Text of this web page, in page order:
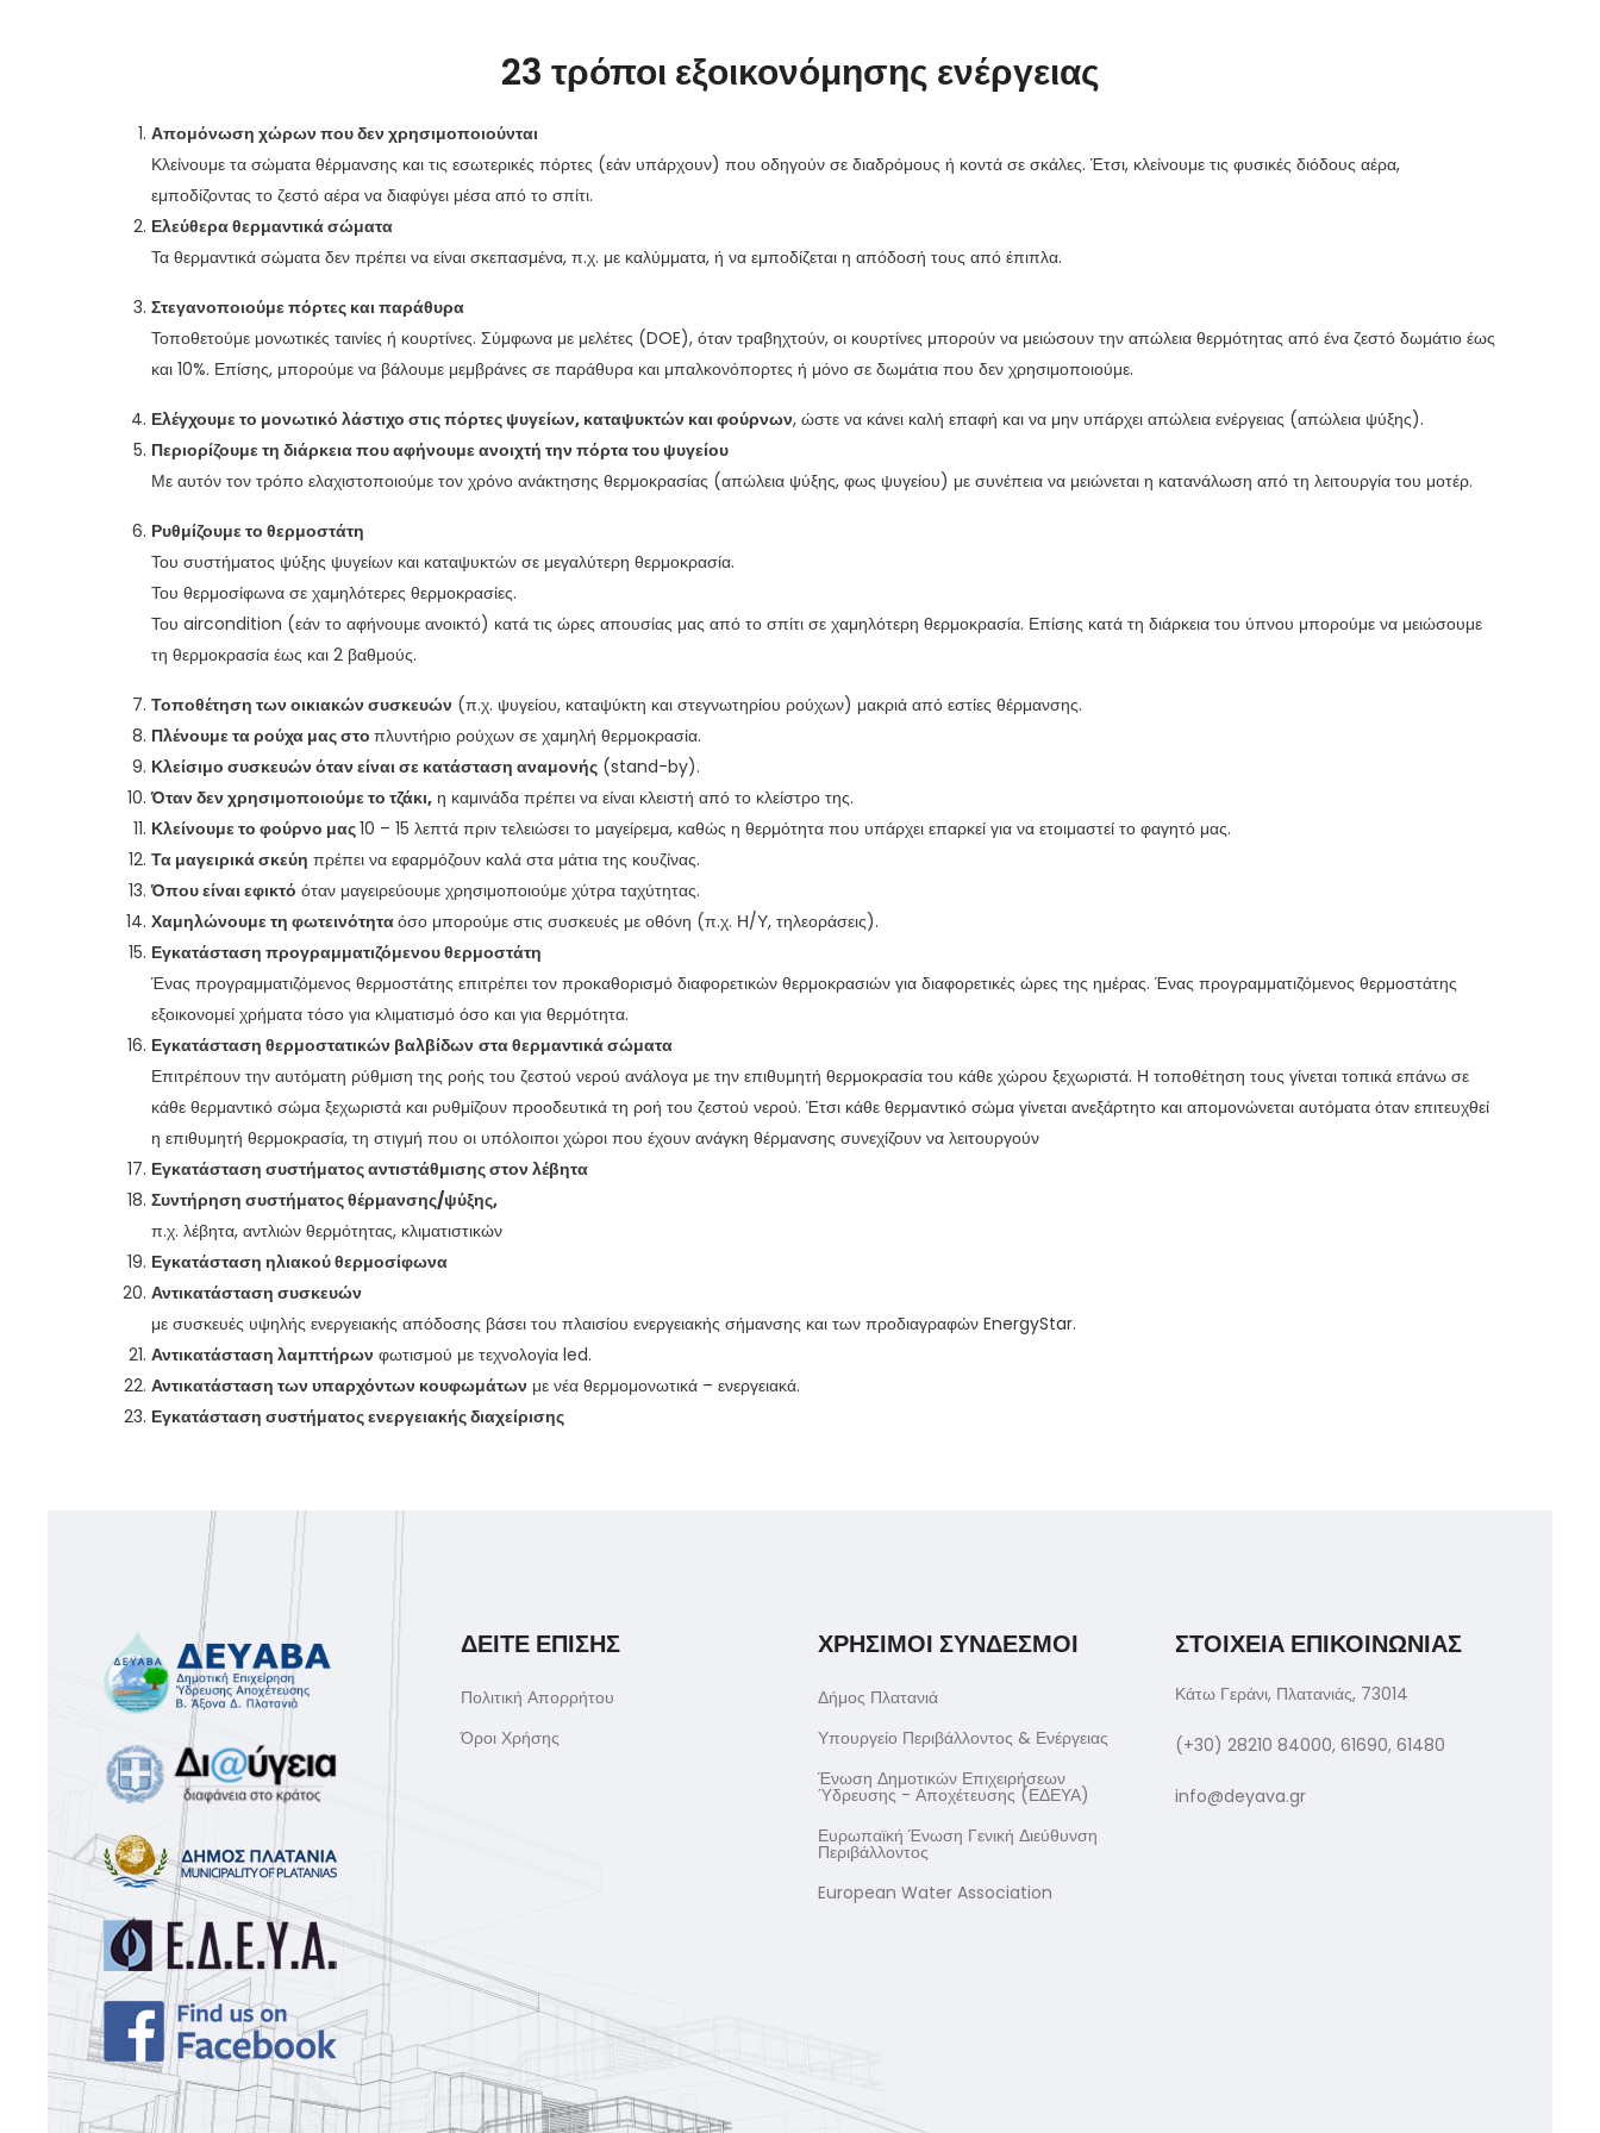
23 τρόποι εξοικονόμησης ενέργειας
Απομόνωση χώρων που δεν χρησιμοποιούνται
Κλείνουμε τα σώματα θέρμανσης και τις εσωτερικές πόρτες (εάν υπάρχουν) που οδηγούν σε διαδρόμους ή κοντά σε σκάλες. Έτσι, κλείνουμε τις φυσικές διόδους αέρα,
εμποδίζοντας το ζεστό αέρα να διαφύγει μέσα από το σπίτι.
Ελεύθερα θερμαντικά σώματα
Τα θερμαντικά σώματα δεν πρέπει να είναι σκεπασμένα, π.χ. με καλύμματα, ή να εμποδίζεται η απόδοσή τους από έπιπλα.
Στεγανοποιούμε πόρτες και παράθυρα
Τοποθετούμε μονωτικές ταινίες ή κουρτίνες. Σύμφωνα με μελέτες (DOE), όταν τραβηχτούν, οι κουρτίνες μπορούν να μειώσουν την απώλεια θερμότητας από ένα ζεστό δωμάτιο έως
και 10%. Επίσης, μπορούμε να βάλουμε μεμβράνες σε παράθυρα και μπαλκονόπορτες ή μόνο σε δωμάτια που δεν χρησιμοποιούμε.
Ελέγχουμε το μονωτικό λάστιχο στις πόρτες ψυγείων, καταψυκτών και φούρνων, ώστε να κάνει καλή επαφή και να μην υπάρχει απώλεια ενέργειας (απώλεια ψύξης).
Περιορίζουμε τη διάρκεια που αφήνουμε ανοιχτή την πόρτα του ψυγείου
Με αυτόν τον τρόπο ελαχιστοποιούμε τον χρόνο ανάκτησης θερμοκρασίας (απώλεια ψύξης, φως ψυγείου) με συνέπεια να μειώνεται η κατανάλωση από τη λειτουργία του μοτέρ.
Ρυθμίζουμε το θερμοστάτη
Του συστήματος ψύξης ψυγείων και καταψυκτών σε μεγαλύτερη θερμοκρασία.
Του θερμοσίφωνα σε χαμηλότερες θερμοκρασίες.
Του aircondition (εάν το αφήνουμε ανοικτό) κατά τις ώρες απουσίας μας από το σπίτι σε χαμηλότερη θερμοκρασία. Επίσης κατά τη διάρκεια του ύπνου μπορούμε να μειώσουμε
τη θερμοκρασία έως και 2 βαθμούς.
Τοποθέτηση των οικιακών συσκευών (π.χ. ψυγείου, καταψύκτη και στεγνωτηρίου ρούχων) μακριά από εστίες θέρμανσης.
Πλένουμε τα ρούχα μας στο πλυντήριο ρούχων σε χαμηλή θερμοκρασία.
Κλείσιμο συσκευών όταν είναι σε κατάσταση αναμονής (stand-by).
Όταν δεν χρησιμοποιούμε το τζάκι, η καμινάδα πρέπει να είναι κλειστή από το κλείστρο της.
Κλείνουμε το φούρνο μας10 – 15 λεπτά πριν τελειώσει το μαγείρεμα, καθώς η θερμότητα που υπάρχει επαρκεί για να ετοιμαστεί το φαγητό μας.
Τα μαγειρικά σκεύη πρέπει να εφαρμόζουν καλά στα μάτια της κουζίνας.
Όπου είναι εφικτό όταν μαγειρεύουμε χρησιμοποιούμε χύτρα ταχύτητας.
Χαμηλώνουμε τη φωτεινότηταόσο μπορούμε στις συσκευές με οθόνη (π.χ. Η/Υ, τηλεοράσεις).
Εγκατάσταση προγραμματιζόμενου θερμοστάτη
Ένας προγραμματιζόμενος θερμοστάτης επιτρέπει τον προκαθορισμό διαφορετικών θερμοκρασιών για διαφορετικές ώρες της ημέρας. Ένας προγραμματιζόμενος θερμοστάτης
εξοικονομεί χρήματα τόσο για κλιματισμό όσο και για θερμότητα.
Εγκατάσταση θερμοστατικών βαλβίδων στα θερμαντικά σώματα
Επιτρέπουν την αυτόματη ρύθμιση της ροής του ζεστού νερού ανάλογα με την επιθυμητή θερμοκρασία του κάθε χώρου ξεχωριστά. Η τοποθέτηση τους γίνεται τοπικά επάνω σε
κάθε θερμαντικό σώμα ξεχωριστά και ρυθμίζουν προοδευτικά τη ροή του ζεστού νερού. Έτσι κάθε θερμαντικό σώμα γίνεται ανεξάρτητο και απομονώνεται αυτόματα όταν επιτευχθεί
η επιθυμητή θερμοκρασία, τη στιγμή που οι υπόλοιποι χώροι που έχουν ανάγκη θέρμανσης συνεχίζουν να λειτουργούν
Εγκατάσταση συστήματος αντιστάθμισης στον λέβητα
Συντήρηση συστήματος θέρμανσης/ψύξης,
π.χ. λέβητα, αντλιών θερμότητας, κλιματιστικών
Εγκατάσταση ηλιακού θερμοσίφωνα
Αντικατάσταση συσκευών
με συσκευές υψηλής ενεργειακής απόδοσης βάσει του πλαισίου ενεργειακής σήμανσης και των προδιαγραφών EnergyStar.
Αντικατάσταση λαμπτήρων φωτισμού με τεχνολογία led.
Αντικατάσταση των υπαρχόντων κουφωμάτων με νέα θερμομονωτικά – ενεργειακά.
Εγκατάσταση συστήματος ενεργειακής διαχείρισης
ΔΕΙΤΕ ΕΠΙΣΗΣ
Πολιτική Απορρήτου
Όροι Χρήσης
ΧΡΗΣΙΜΟΙ ΣΥΝΔΕΣΜΟΙ
Δήμος Πλατανιά
Υπουργείο Περιβάλλοντος & Ενέργειας
Ένωση Δημοτικών Επιχειρήσεων
Ύδρευσης - Αποχέτευσης (ΕΔΕΥΑ)
Ευρωπαϊκή Ένωση Γενική Διεύθυνση
Περιβάλλοντος
European Water Association
ΣΤΟΙΧΕΙΑ ΕΠΙΚΟΙΝΩΝΙΑΣ
Κάτω Γεράνι, Πλατανιάς, 73014
(+30) 28210 84000, 61690, 61480
info@deyava.gr